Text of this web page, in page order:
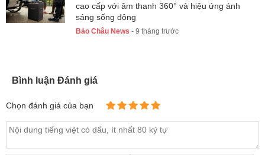
cao cấp với âm thanh 360° và hiệu ứng ánh
sáng sống động
Bảo Châu News - 9 tháng trước
Bình luận Đánh giá
Chọn đánh giá của bạn